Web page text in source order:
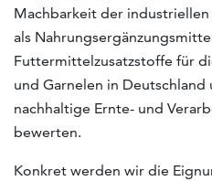
Machbarkeit der
als
Futtermittelzusatzstoffe für
und Garnelen in
nachhaltige Ernte- und
bewerten.
Konkret werden wir die